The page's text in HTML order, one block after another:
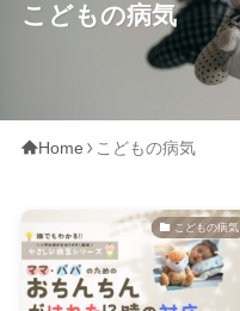
こどもの病気
Home こどもの病気
こどもの病気